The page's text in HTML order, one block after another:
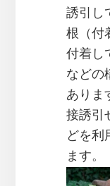
誘引し
根（付
付着し
などの
ありま
接誘引
どを利
ます。